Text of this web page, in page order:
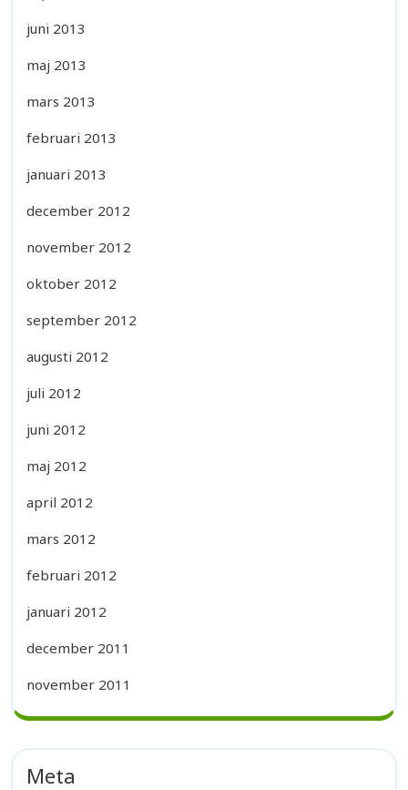
juni 2013
maj 2013
mars 2013
februari 2013
januari 2013
december 2012
november 2012
oktober 2012
september 2012
augusti 2012
juli 2012
juni 2012
maj 2012
april 2012
mars 2012
februari 2012
januari 2012
december 2011
november 2011
Meta